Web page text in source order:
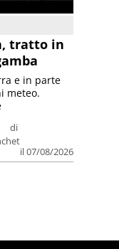
tratto in
di
il 07/08/2026
e in parte
meteo.